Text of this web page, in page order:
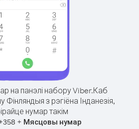
на панэлі набору Viber.Каб
Фінляндыя з рэгіёна Інданезія,
нумар такім
358 + Мясцовы нумар